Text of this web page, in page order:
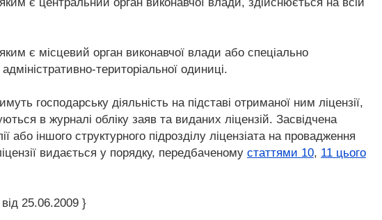
є місцевий орган виконавчої влади або спеціально
територіальної одиниці.
господарську діяльність на підставі отриманої ним ліцензії,
в журналі обліку заяв та виданих ліцензій. Засвідчена
або іншого структурного підрозділу ліцензіата на провадження
видається у порядку, передбаченому статтями 10, 11 цього
25.06.2009 }